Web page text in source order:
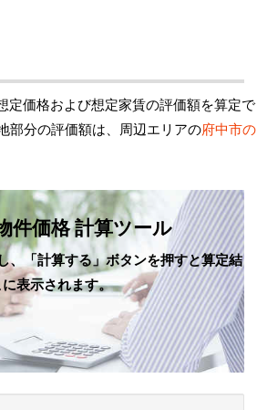
定価格および想定家賃の評価額を算定で
部分の評価額は、周辺エリアの府中市の
件価格 計算ツール
、「計算する」ボタンを押すと算定結
表示されます。